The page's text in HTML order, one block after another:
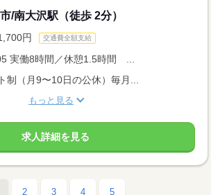
/南大沢駅（徒歩 2分）
円 交通費全額支給
実働8時間／休憩1.5時間 ...
制（月9〜10日の公休）毎月...
もっと見る
求人詳細を見る
2 3 4 5